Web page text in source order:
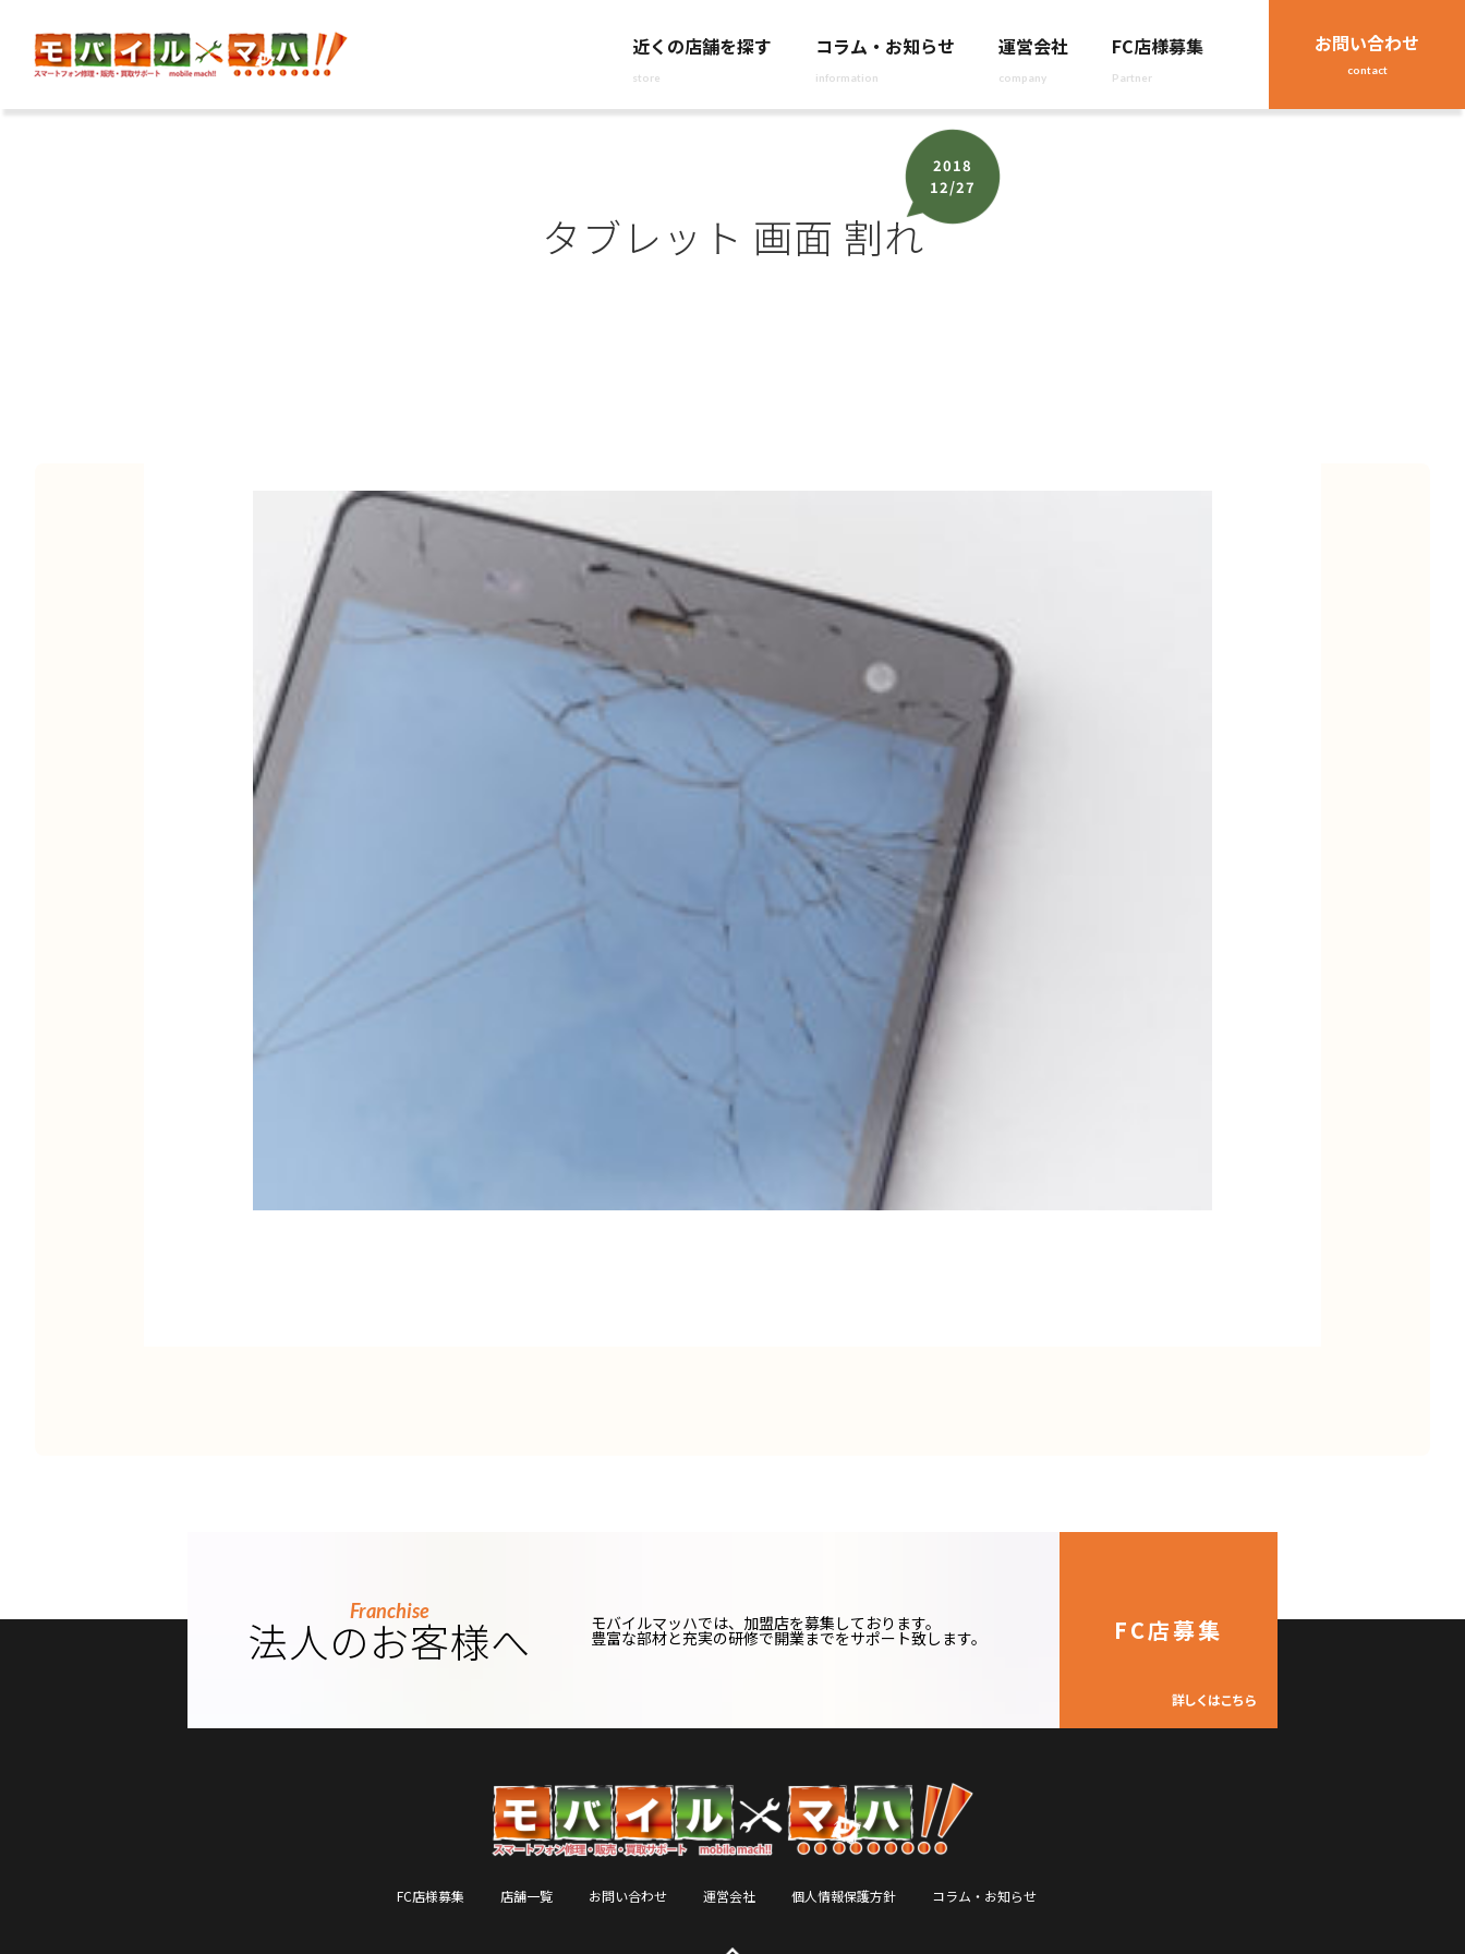
お問い合わせ
contact
近くの店舗を探す
store
コラム・お知らせ
information
運営会社
company
FC店様募集
Partner
タブレット 画面 割れ
2018
12/27
Franchise
法人のお客様へ モバイルマッハでは、加盟店を募集しております。
豊富な部材と充実の研修で開業までをサポート致します。 FC店募集
詳しくはこちら
FC店様募集 店舗一覧 お問い合わせ 運営会社 個人情報保護方針 コラム・お知らせ